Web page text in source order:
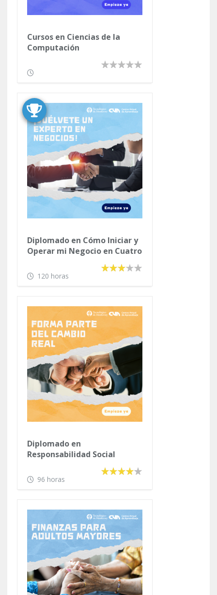
Cursos en Ciencias de la
Computación
Diplomado en Cómo Iniciar y
Operar mi Negocio en Cuatro
120 horas
Diplomado en
Responsabilidad Social
96 horas